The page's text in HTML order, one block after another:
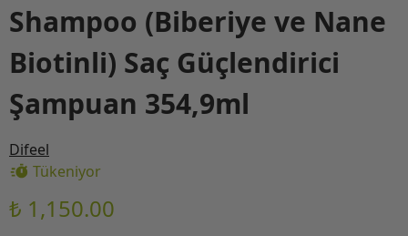
Shampoo (Biberiye ve Nane
Biotinli) Saç Güçlendirici
Şampuan 354,9ml
Difeel
Tükeniyor
₺ 1,150.00